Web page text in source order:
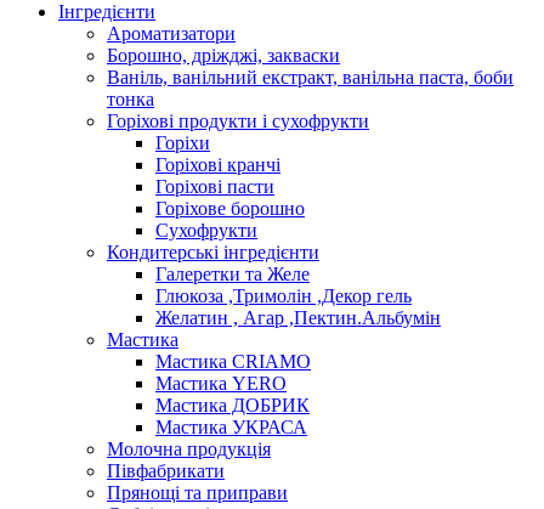
Інгредієнти
Ароматизатори
Борошно, дріжджі, закваски
Ваніль, ванільний екстракт, ванільна паста, боби
тонка
Горіхові продукти і сухофрукти
Горіхи
Горіхові кранчі
Горіхові пасти
Горіхове борошно
Сухофрукти
Кондитерські інгредієнти
Галеретки та Желе
Глюкоза ,Тримолін ,Декор гель
Желатин , Агар ,Пектин.Альбумін
Мастика
Мастика CRIAMO
Мастика YERO
Мастика ДОБРИК
Мастика УКРАСА
Молочна продукція
Півфабрикати
Прянощі та приправи